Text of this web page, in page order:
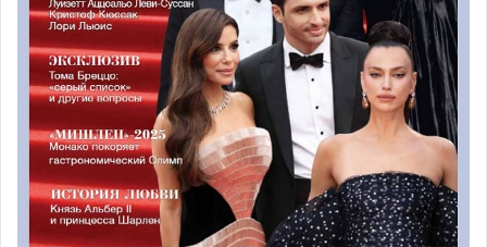
стабилизировался, прекратив значительный рост за
последние 2 недели, он остаётся очень высоким — 400
положительных случаев на 100 000 населения в течение
7 дней.